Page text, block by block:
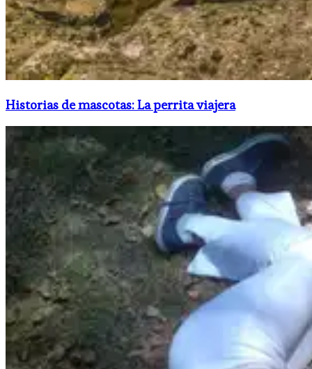
Historias de mascotas: La perrita viajera